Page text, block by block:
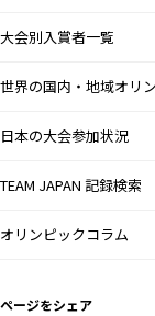
大会別入賞者一覧
世界の国内・地域オリ
日本の大会参加状況
TEAM JAPAN 記録検索
オリンピックコラム
ページをシェア